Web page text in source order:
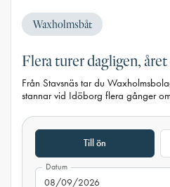
Waxholmsbåt
Flera turer dagligen,
Från Stavsnäs tar du
stannar vid Idöborg flera gånger
Till ön
Datum